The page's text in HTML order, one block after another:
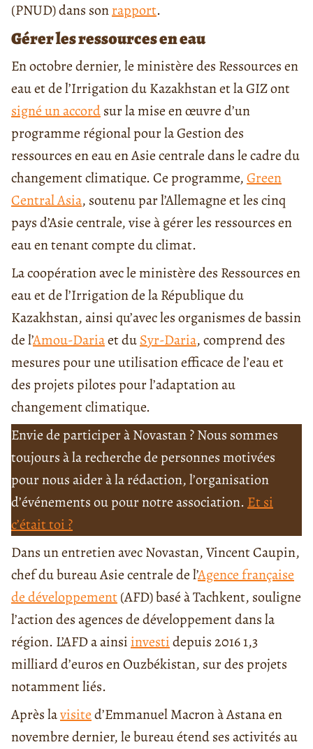
(PNUD) dans sonrapport.
Gérer les ressources en eau
En octobre dernier, le ministère des Ressources en
eau et de l’Irrigation du Kazakhstan et la GIZ ont
signé un accordsur la mise en œuvre d’un
programme régional pour la Gestion des
ressources en eau en Asie centrale dans le cadre du
changement climatique. Ce programme,Green
Central Asia, soutenu par l’Allemagne et les cinq
pays d’Asie centrale, vise à gérer les ressources en
eau en tenant compte du climat.
La coopération avec le ministère des Ressources en
eau et de l’Irrigation de la République du
Kazakhstan, ainsi qu’avec les organismes de bassin
de l’Amou-Dariaet duSyr-Daria, comprend des
mesures pour une utilisation efficace de l’eau et
des projets pilotes pour l’adaptation au
changement climatique.
Envie de participer à Novastan ? Nous sommes
toujours à la recherche de personnes motivées
pour nous aider à la rédaction, l’organisation
d’événements ou pour notre association. Et si
c’était toi ?
Dans un entretien avec Novastan, Vincent Caupin,
chef du bureau Asie centrale de l’Agence française
de développement(AFD) basé à Tachkent, souligne
l’action des agences de développement dans la
région. L’AFD a ainsi investidepuis 2016 1,3
milliard d’euros en Ouzbékistan, sur des projets
notamment liés.
Après lavisited’Emmanuel Macron à Astana en
novembre dernier, le bureau étend ses activités au